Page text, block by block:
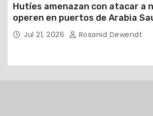
Hutíes amenazan con atacar a
operen en puertos de Arabia
Jul 21, 2026 Rosanid Dewendt